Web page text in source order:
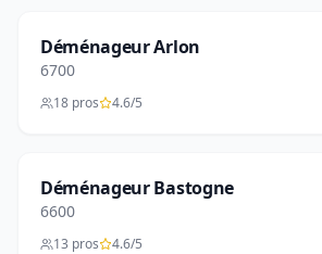
Déménageur Arlon
6700
18 pros 4.6/5
Déménageur Bastogne
6600
13 pros 4.6/5